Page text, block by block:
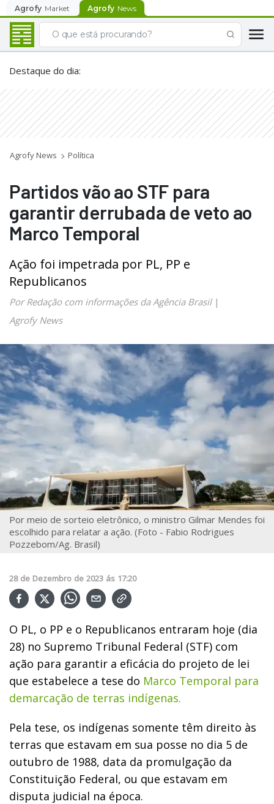
Agrofy Market Agrofy News
Destaque do dia:
Agrofy News Política
Partidos vão ao STF para
garantir derrubada de veto ao
Marco Temporal
Ação foi impetrada por PL, PP e
Republicanos
Por Redação com informações da Agência Brasil|
Agrofy News
Por meio de sorteio eletrônico, o ministro Gilmar Mendes foi
escolhido para relatar a ação. (Foto - Fabio Rodrigues
Pozzebom/Ag. Brasil)
28 de Dezembro de 2023 ás 17:20
O PL, o PP e o Republicanos entraram hoje (dia
28) no Supremo Tribunal Federal (STF) com
ação para garantir a eficácia do projeto de lei
que estabelece a tese do Marco Temporal para
demarcação de terras indígenas.
Pela tese, os indígenas somente têm direito às
terras que estavam em sua posse no dia 5 de
outubro de 1988, data da promulgação da
Constituição Federal, ou que estavam em
disputa judicial na época.